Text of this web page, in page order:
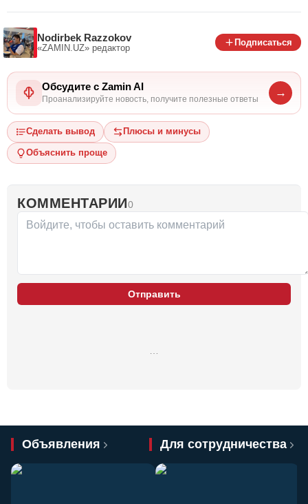
Nodirbek Razzokov
«ZAMIN.UZ» редактор
Подписаться
Обсудите с Zamin AI
Проанализируйте новость, получите полезные ответы
→
Сделать вывод Плюсы и минусы
Объяснить проще
КОММЕНТАРИИ0
Отправить
Объявления Для сотрудничества